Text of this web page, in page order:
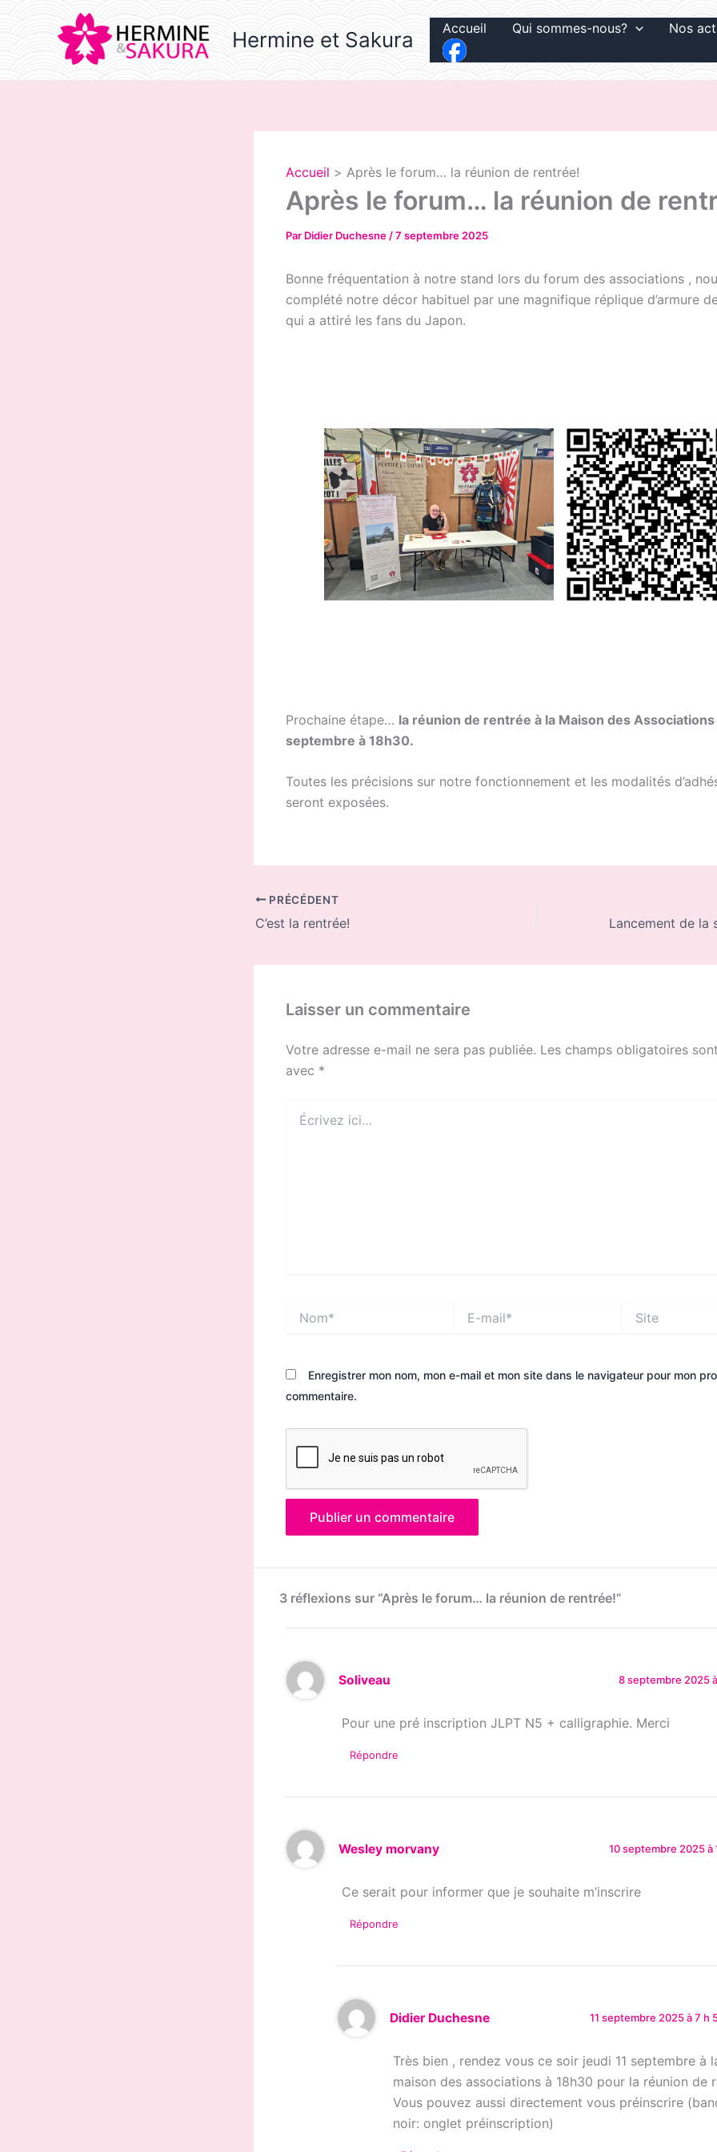
Hermine et Sakura Accueil Qui sommes-nous? Nos
Accueil Après le forum… la réunion de rentrée!
Après le forum… la réunion de
Par Didier Duchesne /7 septembre 2025
Bonne fréquentation à notre stand lors du forum des associations ,
complété notre décor habituel par une magnifique réplique d’armure
qui a attiré les fans du Japon.
Prochaine étape… la réunion de rentrée à la Maison des Associations
septembre à 18h30.
Toutes les précisions sur notre fonctionnement et les modalités
seront exposées.
PRÉCÉDENT
C’est la rentrée!
Laisser un commentaire
Votre adresse e-mail ne sera pas publiée. Les champs obligatoires
avec *
ici…
mail*
Enregistrer mon nom, mon e-mail et mon site dans le navigateur pour mon
commentaire.
3 réflexions sur “Après le forum… la réunion de rentrée!”
Soliveau 8 septembre 2025
Pour une pré inscription JLPT N5 + calligraphie. Merci
Répondre
Wesley morvany 10 septembre 2025 à
Ce serait pour informer que je souhaite m’inscrire
Répondre
Didier Duchesne 11 septembre 2025 à 7 h
Très bien , rendez vous ce soir jeudi 11 septembre à
maison des associations à 18h30 pour la réunion de
Vous pouvez aussi directement vous préinscrire
noir: onglet préinscription)